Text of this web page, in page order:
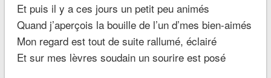
Et puis il y a ces jours un petit peu animés
Quand j’aperçois la bouille de l’un d’mes bien-aimés
Mon regard est tout de suite rallumé, éclairé
Et sur mes lèvres soudain un sourire est posé